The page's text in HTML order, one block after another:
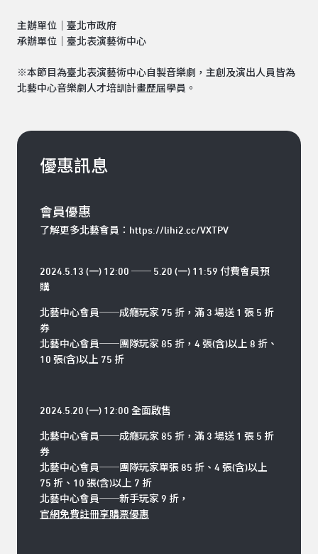
主辦單位｜臺北市政府
承辦單位｜臺北表演藝術中心
※本節目為臺北表演藝術中心自製音樂劇，主創及演出人員皆為
北藝中心音樂劇人才培訓計畫歷屆學員。
優惠訊息
會員優惠
了解更多北藝會員： https://lihi2.cc/VXTPV
2024.5.13 (一) 12:00 ── 5.20 (一) 11:59 付費會員預
購
北藝中心會員──成癮玩家 75 折，滿 3 場送 1 張 5 折
券
北藝中心會員──團隊玩家 85 折，4 張(含)以上 8 折、
10 張(含)以上 75 折
2024.5.20 (一) 12:00 全面啟售
北藝中心會員──成癮玩家 85 折，滿 3 場送 1 張 5 折
券
北藝中心會員──團隊玩家單張 85 折、4 張(含)以上
75 折、10 張(含)以上 7 折
北藝中心會員──新手玩家 9 折，
官網免費註冊享購票優惠